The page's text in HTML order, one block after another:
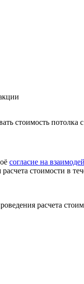
стоимость потолка
согласие на
стоимости в
расчета